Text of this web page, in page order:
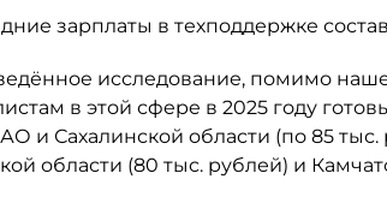
зарплаты в техподдержке
исследование, помимо
в этой сфере в 2025 году
и Сахалинской области (по 85 тыс.
области (80 тыс. рублей) и